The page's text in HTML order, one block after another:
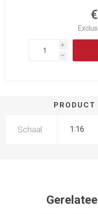
i
h
Schaal 1:16